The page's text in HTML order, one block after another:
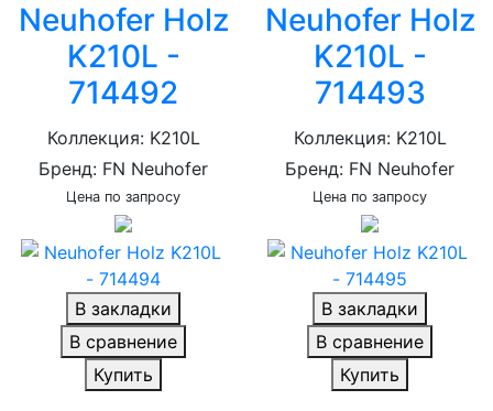
Neuhofer Holz
K210L -
714492
Коллекция: K210L
Бренд: FN Neuhofer
Цена по запросу
Neuhofer Holz
K210L -
714493
Коллекция: K210L
Бренд: FN Neuhofer
Цена по запросу
В закладки
В сравнение
Купить
В закладки
В сравнение
Купить